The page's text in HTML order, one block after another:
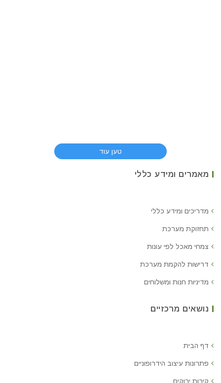
טען עוד
מאמרים ומידע כללי
מדריכים ומידע כללי
תחזוקת מערכת
צמחי מאכל לפי עונות
דרישות להקמת מערכת
מדיניות חנות ומשלוחים
נושאים מרכזיים
דף הבית
פתרונות עיצוב הידרופוניים
קירות ירוקים